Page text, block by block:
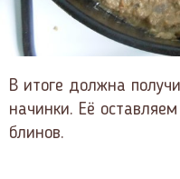
В итоге должна
начинки. Её
блинов.